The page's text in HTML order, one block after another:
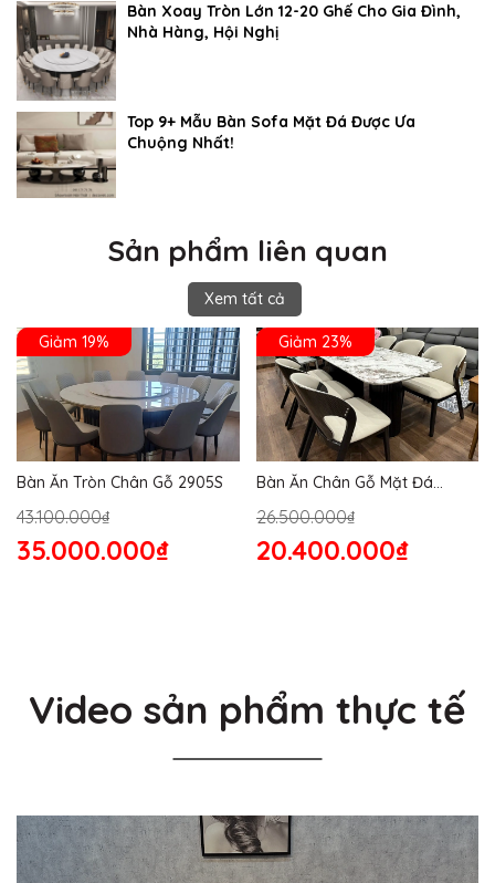
Bàn Xoay Tròn Lớn 12-20 Ghế Cho Gia Đình,
Nhà Hàng, Hội Nghị
Top 9+ Mẫu Bàn Sofa Mặt Đá Được Ưa
Chuộng Nhất!
Sản phẩm liên quan
Xem tất cả
Giảm 19%
Bàn Ăn Tròn Chân Gỗ 2905S
43.100.000₫
35.000.000₫
Giảm 23%
Bàn Ăn Chân Gỗ Mặt Đá
26.500.000₫
20.400.000₫
Video sản phẩm thực tế